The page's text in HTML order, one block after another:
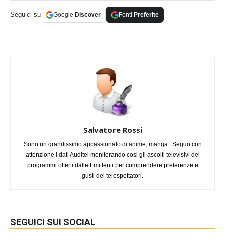
Seguici su Google Discover Fonti Preferite
Salvatore Rossi
Sono un grandissimo appassionato di anime, manga . Seguo con
attenzione i dati Auditel monitorando cosi gli ascolti televisivi dei
programmi offerti dalle Emittenti per comprendere preferenze e
gusti dei telespettatori.
SEGUICI SUI SOCIAL